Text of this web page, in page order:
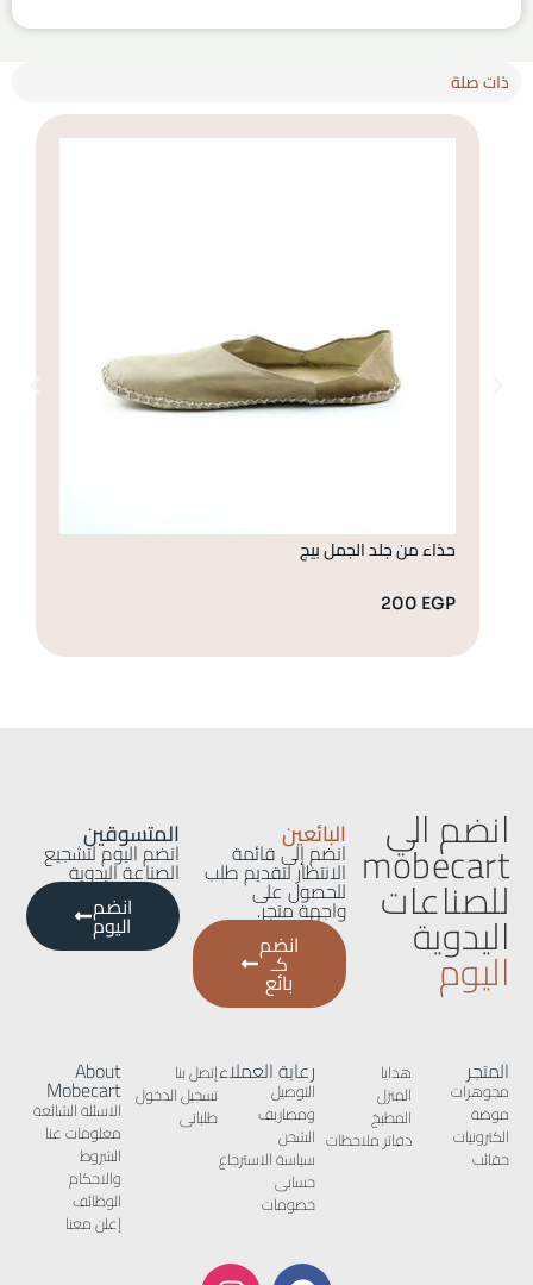
ذات صلة
حذاء من جلد الجمل بيج
200 EGP
انضم الي
mobecart
للصناعات
اليدوية
اليوم
البائعين
انضم إلى قائمة
الانتظار لتقديم طلب
للحصول على
واجهة متجر.
انضم
كـ
بائع
المتسوقين
انضم اليوم لتشجيع
الصناعة اليدوية
انضم
اليوم
المتجر
مجوهرات
موضة
الكترونيات
حقائب
هدايا
المنزل
المطبخ
دفاتر ملاحظات
رعاية العملاء
التوصيل
ومصاريف
الشحن
سياسة الاسترجاع
حسابى
خصومات
إتصل بنا
تسجيل الدخول
طلباتى
About
Mobecart
الاسئلة الشائعة
معلومات عنا
الشروط
والاحكام
الوظائف
إعلن معنا